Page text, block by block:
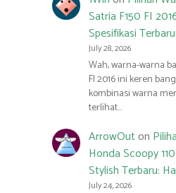
Satria F150 FI
Spesifikasi Terbaru
July 28, 2026
Wah, warna-warna
FI 2016 ini keren
kombinasi warna
terlihat…
ArrowOuton
Honda Scoopy
Stylish Terbaru:
July 24, 2026